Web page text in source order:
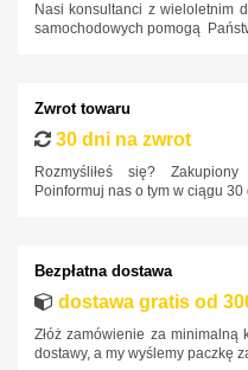
Mercedes-
Mitsubishi
Nissan
Opel
Polestar
Porsche
Renault
Nasi konsultanci z wieloletnim
samochodowych pomogą
Zwrot towaru
30 dni na zwrot
Rozmyśliłeś się?
Poinformuj nas o tym w ciągu
Bezpłatna dostawa
dostawa gratis od
Złóż zamówienie za minimalną
dostawy, a my wyślemy paczkę